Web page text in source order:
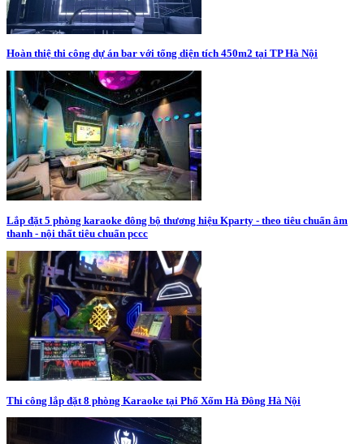
Hoàn thiệ thi công dự án bar với tổng diện tích 450m2 tại TP Hà Nội
Lắp đặt 5 phòng karaoke đông bộ thương hiệu Kparty - theo tiêu chuẩn âm
thanh - nội thất tiêu chuẩn pccc
Thi công lắp đặt 8 phòng Karaoke tại Phố Xốm Hà Đông Hà Nội